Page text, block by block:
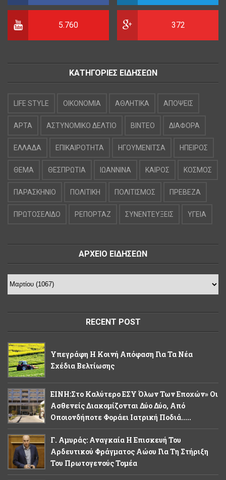
5.760 372
ΚΑΤΗΓΟΡΙΕΣ ΕΙΔΗΣΕΩΝ
LIFE STYLE OIKONOMIA ΑΘΛΗΤΙΚΑ ΑΠΟΨΕΙΣ
ΑΡΤΑ ΑΣΤΥΝΟΜΙΚΟ ΔΕΛΤΙΟ ΒΙΝΤΕΟ ΔΙΑΦΟΡΑ
ΕΛΛΑΔΑ ΕΠΙΚΑΙΡΟΤΗΤΑ ΗΓΟΥΜΕΝΙΤΣΑ ΗΠΕΙΡΟΣ
ΘΕΜΑ ΘΕΣΠΡΩΤΙΑ ΙΩΑΝΝΙΝΑ ΚΑΙΡΟΣ ΚΟΣΜΟΣ
ΠΑΡΑΣΚΗΝΙΟ ΠΟΛΙΤΙΚΗ ΠΟΛΙΤΙΣΜΟΣ ΠΡΕΒΕΖΑ
ΠΡΩΤΟΣΕΛΙΔΟ ΡΕΠΟΡΤΑΖ ΣΥΝΕΝΤΕΥΞΕΙΣ ΥΓΕΙΑ
ΑΡΧΕΙΟ ΕΙΔΗΣΕΩΝ
RECENT POST
Υπεγράφη Η Κοινή Απόφαση Για Τα Νέα
Σχέδια Βελτίωσης
ΕΙΝΗ:Στο Καλύτερο ΕΣΥ Όλων Των Εποχών» Οι
Ασθενείς Διακομίζονται Δύο Δύο, Από
Οποιονδήποτε Φοράει Ιατρική Ποδιά.....
Γ. Αμυράς: Αναγκαία Η Επισκευή Του
Αρδευτικού Φράγματος Αώου Για Τη Στήριξη
Του Πρωτογενούς Τομέα